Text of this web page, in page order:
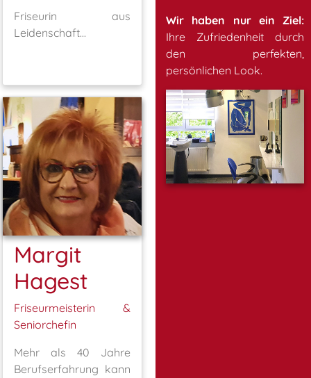
Friseurin aus
Leidenschaft...
Margit
Hagest
Friseurmeisterin &
Seniorchefin
Mehr als 40 Jahre
Berufserfahrung kann
Wir haben nur ein Ziel:
Ihre Zufriedenheit durch
den perfekten,
persönlichen Look.